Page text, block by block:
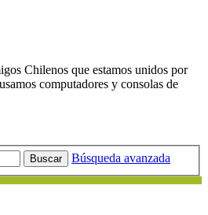
Chilenos que estamos unidos por
computadores y consolas de
Buscar Búsqueda avanzada